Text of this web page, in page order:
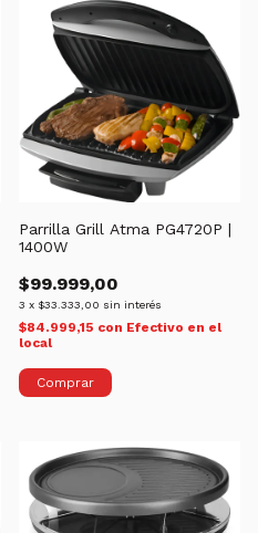
Parrilla Grill Atma PG4720P |
1400W
$99.999,00
3 x $33.333,00 sin interés
$84.999,15 con Efectivo en el
local